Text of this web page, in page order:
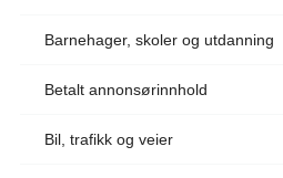
Barnehager, skoler og utdanning
Betalt annonsørinnhold
Bil, trafikk og veier